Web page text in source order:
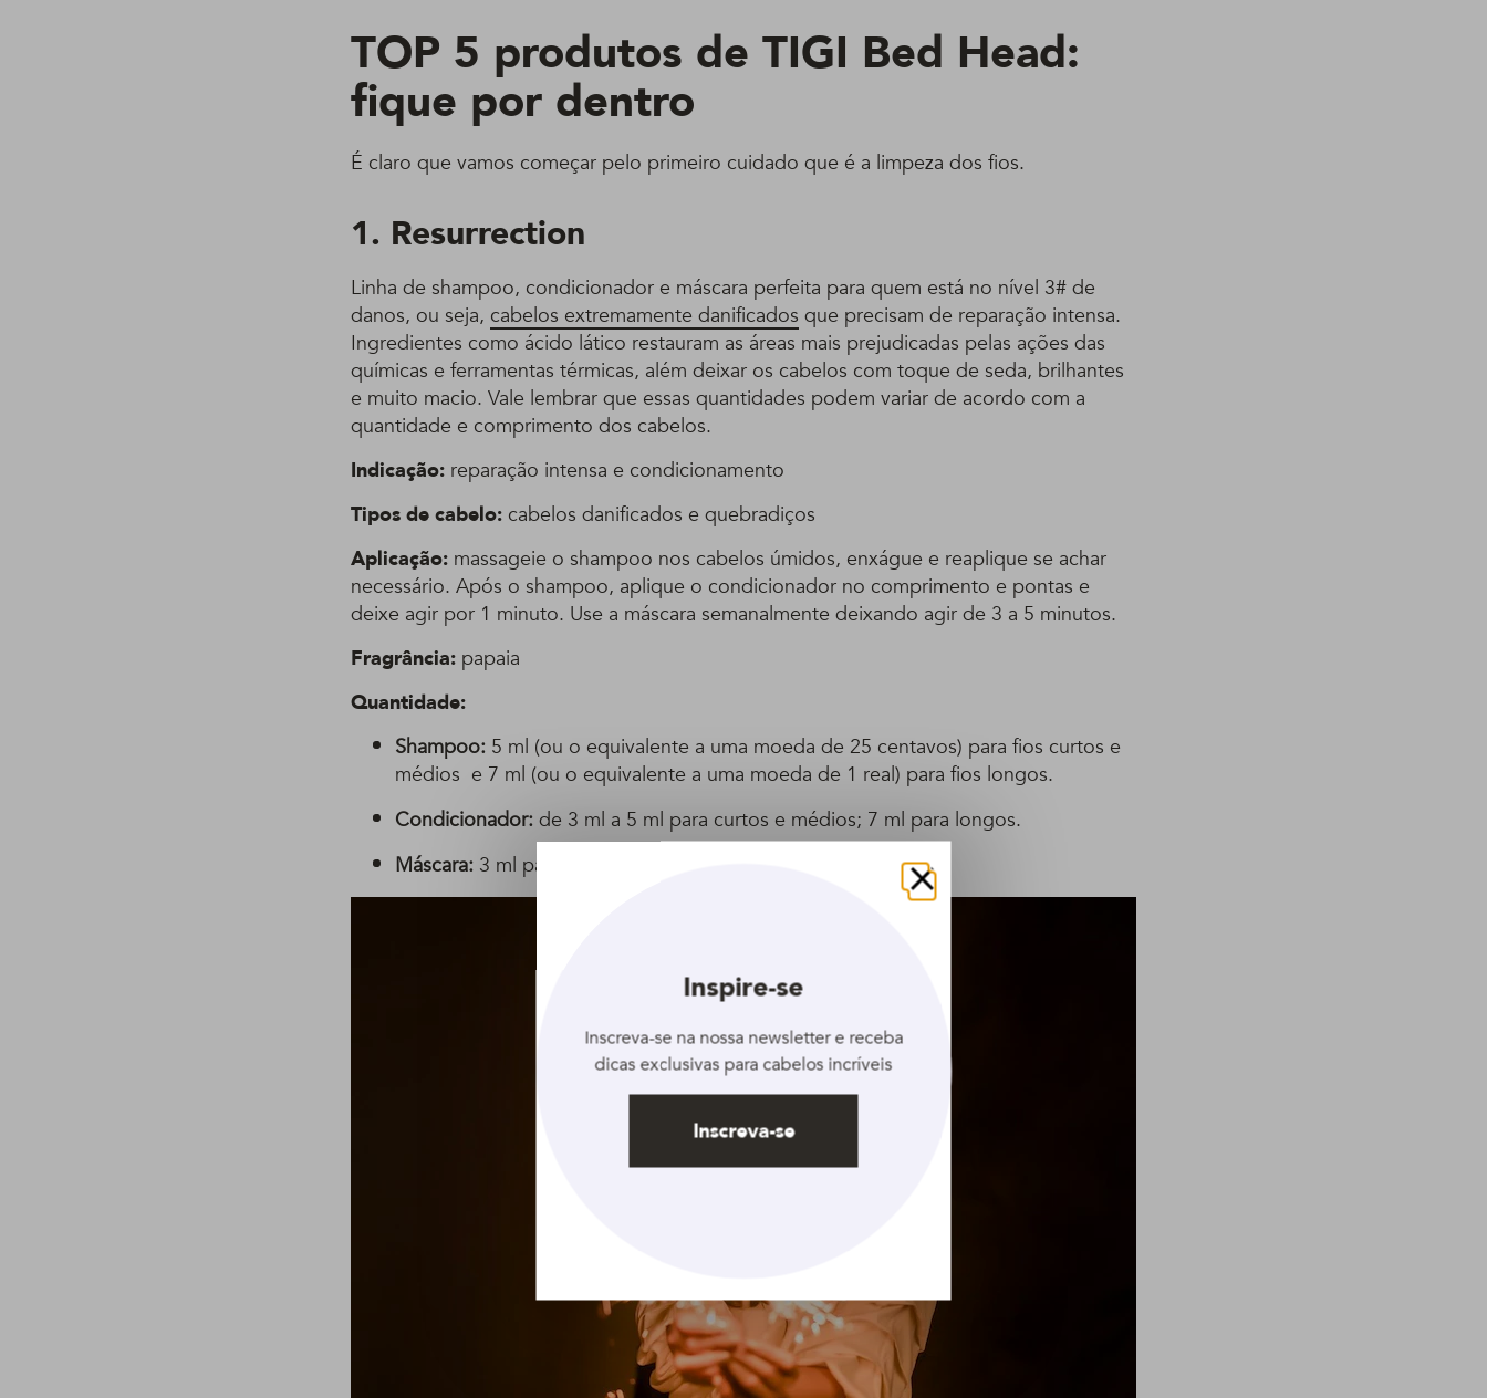
TOP 5 produtos de TIGI Bed Head:
fique por dentro
É claro que vamos começar pelo primeiro cuidado que é a limpeza dos fios.
1. Resurrection
Linha de shampoo, condicionador e máscara perfeita para quem está no nível 3# de
danos, ou seja, cabelos extremamente danificados que precisam de reparação intensa.
Ingredientes como ácido lático restauram as áreas mais prejudicadas pelas ações das
químicas e ferramentas térmicas, além deixar os cabelos com toque de seda, brilhantes
e muito macio. Vale lembrar que essas quantidades podem variar de acordo com a
quantidade e comprimento dos cabelos.
Indicação: reparação intensa e condicionamento
Tipos de cabelo: cabelos danificados e quebradiços
Aplicação: massageie o shampoo nos cabelos úmidos, enxágue e reaplique se achar
necessário. Após o shampoo, aplique o condicionador no comprimento e pontas e
deixe agir por 1 minuto. Use a máscara semanalmente deixando agir de 3 a 5 minutos.
Fragrância: papaia
Quantidade:
Shampoo: 5 ml (ou o equivalente a uma moeda de 25 centavos) para fios curtos e
médios e 7 ml (ou o equivalente a uma moeda de 1 real) para fios longos.
Condicionador: de 3 ml a 5 ml para curtos e médios; 7 ml para longos.
Máscara: 3 ml para curtos e médios; 5 ml para longos.
Fechar
Inspire-se
Inscreva-se na nossa newsletter e receba
dicas exclusivas para cabelos incríveis
Inscreva-se